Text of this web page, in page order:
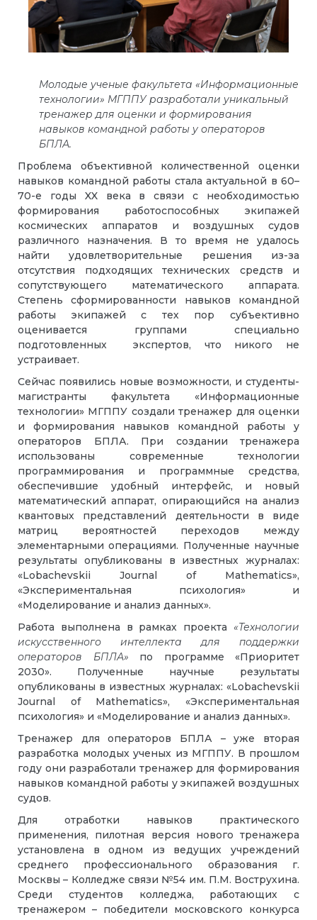
Молодые ученые факультета «Информационные
технологии» МГППУ разработали уникальный
тренажер для оценки и формирования
навыков командной работы у операторов
БПЛА.
Проблема объективной количественной оценки
навыков командной работы стала актуальной в 60–
70-е годы XX века в связи с необходимостью
формирования работоспособных экипажей
космических аппаратов и воздушных судов
различного назначения. В то время не удалось
найти удовлетворительные решения из-за
отсутствия подходящих технических средств и
сопутствующего математического аппарата.
Степень сформированности навыков командной
работы экипажей с тех пор субъективно
оценивается группами специально
подготовленных экспертов, что никого не
устраивает.
Сейчас появились новые возможности, и студенты-
магистранты факультета «Информационные
технологии» МГППУ создали тренажер для оценки
и формирования навыков командной работы у
операторов БПЛА. При создании тренажера
использованы современные технологии
программирования и программные средства,
обеспечившие удобный интерфейс, и новый
математический аппарат, опирающийся на анализ
квантовых представлений деятельности в виде
матриц вероятностей переходов между
элементарными операциями. Полученные научные
результаты опубликованы в известных журналах:
«Lobachevskii Journal of Mathematics»,
«Экспериментальная психология» и
«Моделирование и анализ данных».
Работа выполнена в рамках проекта «Технологии
искусственного интеллекта для поддержки
операторов БПЛА» по программе «Приоритет
2030». Полученные научные результаты
опубликованы в известных журналах: «Lobachevskii
Journal of Mathematics», «Экспериментальная
психология» и «Моделирование и анализ данных».
Тренажер для операторов БПЛА – уже вторая
разработка молодых ученых из МГППУ. В прошлом
году они разработали тренажер для формирования
навыков командной работы у экипажей воздушных
судов.
Для отработки навыков практического
применения, пилотная версия нового тренажера
установлена в одном из ведущих учреждений
среднего профессионального образования г.
Москвы – Колледже связи №54 им. П.М. Вострухина.
Среди студентов колледжа, работающих с
тренажером – победители московского конкурса